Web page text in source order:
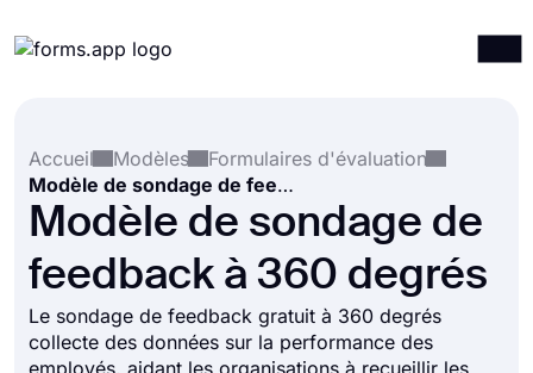
Intégrations
Modèles
Ressources
Accueil
Modèles
Formulaires d'évaluation
Modèle de sondage de feedback à 360 degrés
Modèle de sondage de
feedback à 360 degrés
Le sondage de feedback gratuit à 360 degrés
collecte des données sur la performance des
employés, aidant les organisations à recueillir les